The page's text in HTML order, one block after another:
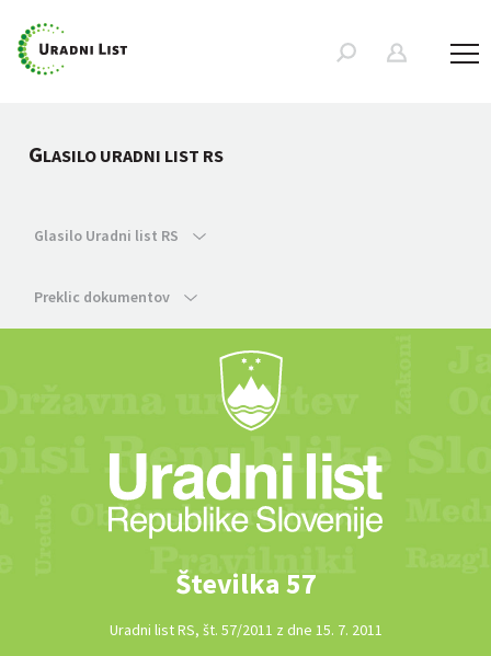
GLASILO URADNI LIST RS
Glasilo Uradni list RS
Preklic dokumentov
Številka 57
Uradni list RS, št. 57/2011 z dne 15. 7. 2011